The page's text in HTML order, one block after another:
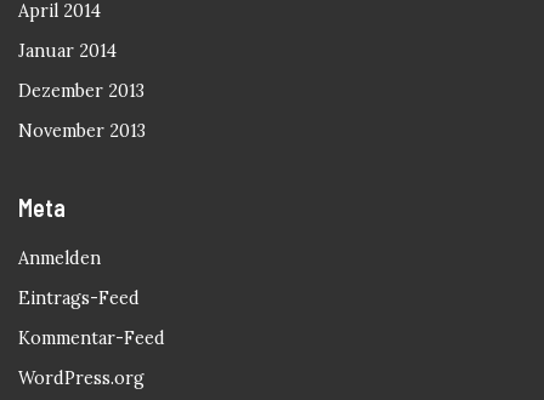
April 2014
Januar 2014
Dezember 2013
November 2013
Meta
Anmelden
Eintrags-Feed
Kommentar-Feed
WordPress.org